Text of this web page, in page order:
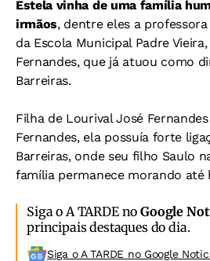
Estela vinha de uma família
irmãos, dentre eles a
da Escola Municipal Padre
Fernandes, que já atuou como
Barreiras.
Filha de Lourival José
Fernandes, ela possuía forte
Barreiras, onde seu filho Saulo
família permanece morando até
Siga o A TARDE noGoogle
principais destaques do dia.
Siga o A TARDE no Google